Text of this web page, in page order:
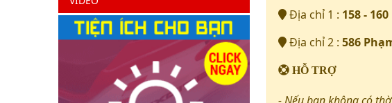
Địa chỉ 1 : 158 -
Địa chỉ 2 : 586
HỖ TRỢ